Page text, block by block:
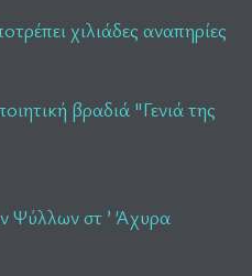
χιλιάδες αναπηρίες
βραδιά "Γενιά της
Ψύλλων στ ’ Άχυρα